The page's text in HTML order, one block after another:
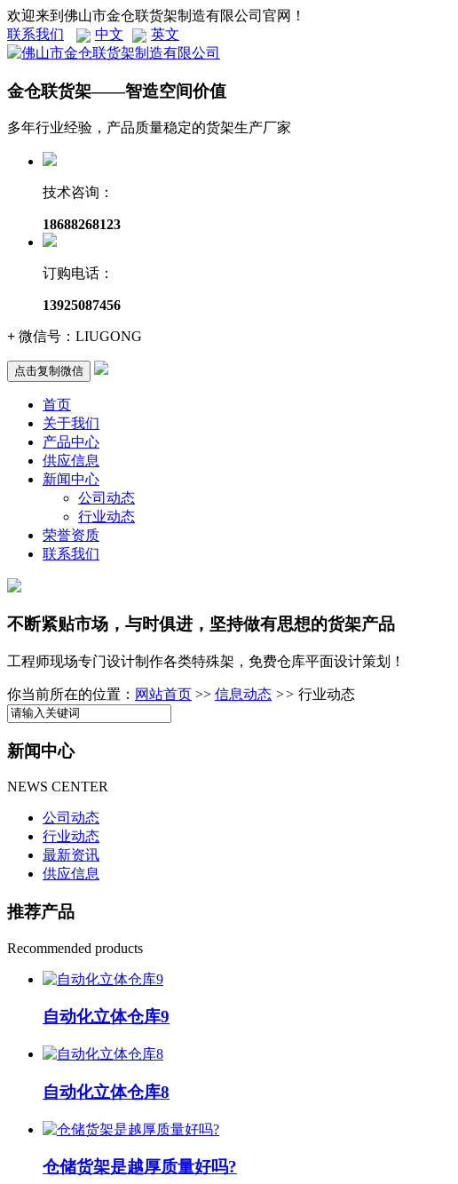
欢迎来到佛山市金仓联货架制造有限公司官网！
联系我们
中文 英文
金仓联货架——智造空间价值
多年行业经验，产品质量稳定的货架生产厂家
技术咨询：
18688268123
订购电话：
13925087456
+ 微信号： LIUGONG
点击复制微信
首页
关于我们
产品中心
供应信息
新闻中心
公司动态
行业动态
荣誉资质
联系我们
不断紧贴市场，与时俱进，坚持做有思想的货架产品
工程师现场专门设计制作各类特殊架，免费仓库平面设计策划！
你当前所在的位置： 网站首页 >> 信息动态 >> 行业动态
新闻中心
NEWS CENTER
公司动态
行业动态
最新资讯
供应信息
推荐产品
Recommended products
自动化立体仓库9
自动化立体仓库8
仓储货架是越厚质量好吗?